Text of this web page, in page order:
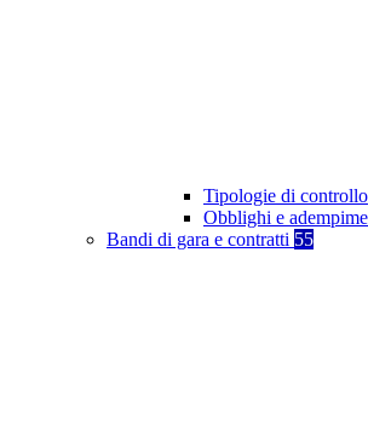
Tipologie di controllo
Obblighi e
Bandi di gara e contratti 55